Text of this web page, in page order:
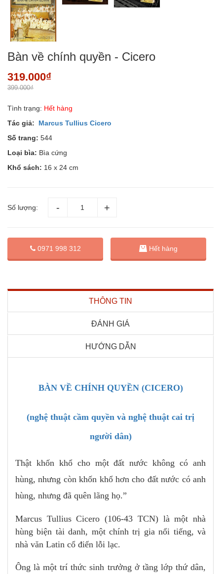
Bàn về chính quyền - Cicero
319.000₫
399.000₫
Tình trạng: Hết hàng
Tác giả:
Marcus Tullius Cicero
Số trang: 544
Loại bìa: Bìa cứng
Khổ sách: 16 x 24 cm
Số lượng:
0971 998 312 Hết hàng
THÔNG TIN
ĐÁNH GIÁ
HƯỚNG DẪN
BÀN VỀ CHÍNH QUYỀN (CICERO)
(nghệ thuật cầm quyền và nghệ thuật cai trị
người dân)
Thật khốn khổ cho một đất nước không có anh
hùng, nhưng còn khốn khổ hơn cho đất nước có anh
hùng, nhưng đã quên lãng họ.”
Marcus Tullius Cicero (106-43 TCN) là một nhà
hùng biện tài danh, một chính trị gia nổi tiếng, và
nhà văn Latin cổ điển lỗi lạc.
Ông là một trí thức sinh trưởng ở tầng lớp thứ dân,